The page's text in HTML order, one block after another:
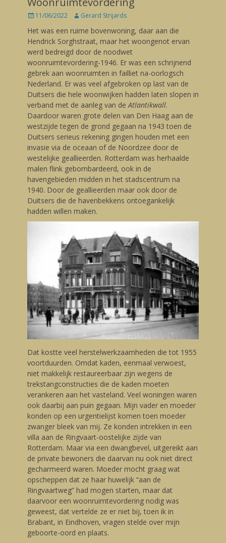
Posted
11/06/2022 Author
Gerard Strijards
Het was een ruime bovenwoning, daar aan die
Hendrick Sorghstraat, maar het woongenot ervan
werd bedreigd door de noodwet
woonruimtevordering-1946. Er was een schrijnend
gebrek aan woonruimten in failliet na-oorlogsch
Nederland. Er was veel afgebroken op last van de
Duitsers die hele woonwijken hadden laten slopen in
verband met de aanleg van deAtlantikwall.
Daardoor waren grote delen van Den Haag aan de
westzijde tegen de grond gegaan na 1943 toen de
Duitsers serieus rekening gingen houden met een
invasie via de oceaan of de Noordzee door de
westelijke geallieerden. Rotterdam was herhaalde
malen flink gebombardeerd, ook in de
havengebieden midden in het stadscentrum na
1940. Door de geallieerden maar ook door de
Duitsers die de havenbekkens ontoegankelijk
hadden willen maken.
Dat kostte veel herstelwerkzaamheden die tot 1955
voortduurden. Omdat kaden, eenmaal verwoest,
niet makkelijk restaureerbaar zijn wegens de
trekstangconstructies die de kaden moeten
verankeren aan het vasteland. Veel woningen waren
ook daarbij aan puin gegaan. Mijn vader en moeder
konden op een urgentielijst komen toen moeder
zwanger bleek van mij. Ze konden intrekken in een
villa aan de Ringvaart-oostelijke zijde van
Rotterdam. Maar via een dwangbevel, uitgereikt aan
de private bewoners die daarvan nu ook niet direct
gecharmeerd waren. Moeder mocht graag wat
opscheppen dat ze haar huwelijk “aan de
Ringvaartweg” had mogen starten, maar dat
daarvoor een woonruimtevordering nodig was
geweest, dat vertelde ze er niet bij, toen ik in
Brabant, in Eindhoven, vragen stelde over mijn
geboorte-oord en plaats.